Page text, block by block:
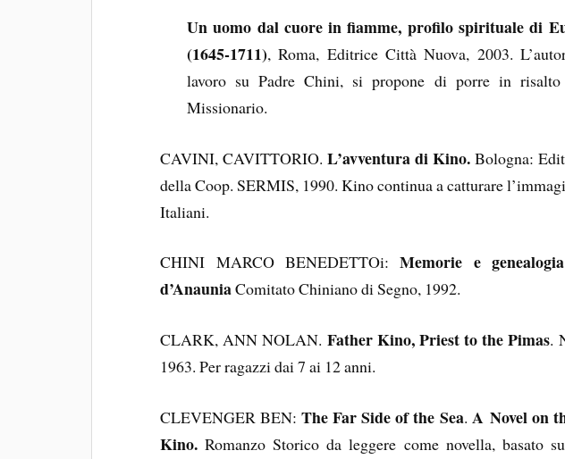
Un uomo dal cuore in fiamme, profilo spirituale di
(1645-1711), Roma, Editrice Città Nuova, 2003.
lavoro su Padre Chini, si propone di porre in risalto
Missionario.
CAVINI, CAVITTORIO.L’avventura di Kino. Bologna:
della Coop. SERMIS, 1990. Kino continua a catturare
Italiani.
CHINI MARCO BENEDETTOi:Memorie e
d’AnauniaComitato Chiniano di Segno, 1992.
CLARK, ANN NOLAN. Father Kino, Priest to the Pimas.
1963. Per ragazzi dai 7 ai 12 anni.
CLEVENGER BEN:The Far Side of the Sea. A Novel on
Kino. Romanzo Storico da leggere come novella, basato